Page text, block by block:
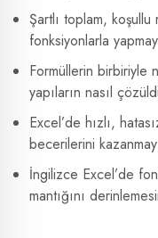
Şartlı toplam, koşullu
fonksiyonlarla
Formüllerin birbiriyle
yapıların nasıl
Excel’de hızlı,
becerilerini
İngilizce Excel’de
mantığını